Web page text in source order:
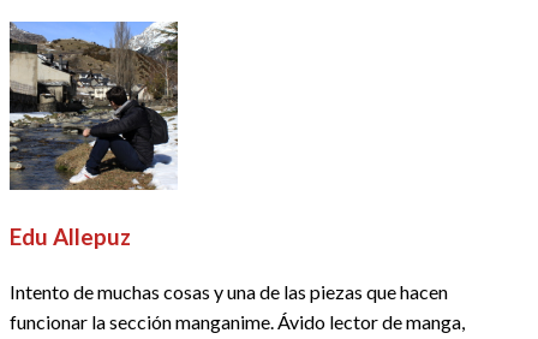
Edu Allepuz
Intento de muchas cosas y una de las piezas que hacen
funcionar la sección manganime. Ávido lector de manga,